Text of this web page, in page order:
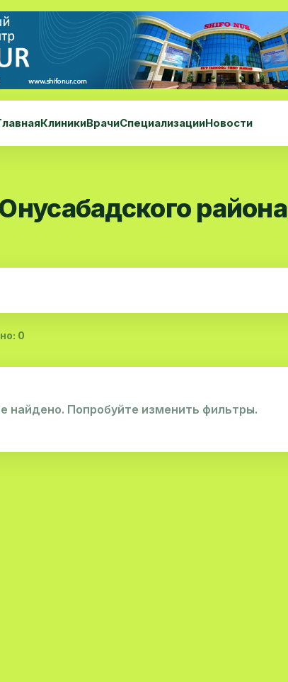
КлиникиВрачиСпециализацииНовости
района
0
найдено. Попробуйте изменить фильтры.